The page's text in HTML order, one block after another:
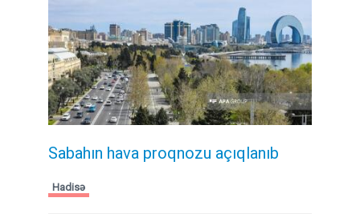
Sabahın hava proqnozu açıqlanıb
Hadisə